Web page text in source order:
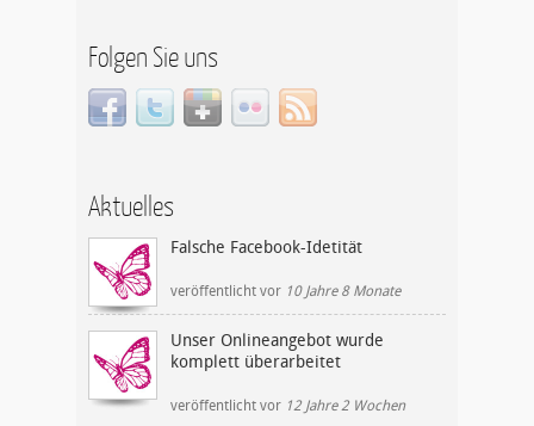
Folgen Sie uns
Aktuelles
Falsche Facebook-Idetität
veröffentlicht vor 10 Jahre 8 Monate
Unser Onlineangebot wurde
komplett überarbeitet
veröffentlicht vor 12 Jahre 2 Wochen